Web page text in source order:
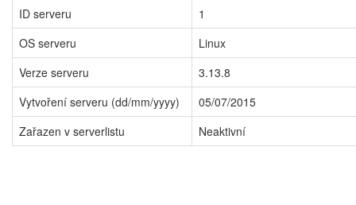
ID serveru
1
OS serveru
Linux
Verze serveru
3.13.8
Vytvoření serveru (dd/mm/yyyy)
05/07/2015
Zařazen v serverlistu
Neaktivní